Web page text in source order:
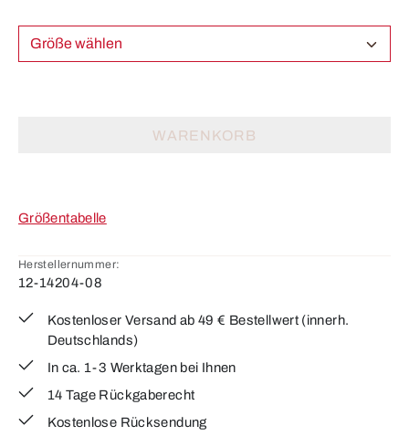
Größe wählen
WARENKORB
Größentabelle
Herstellernummer:
12-14204-08
Kostenloser Versand ab 49 € Bestellwert (innerh.
Deutschlands)
In ca. 1-3 Werktagen bei Ihnen
14 Tage Rückgaberecht
Kostenlose Rücksendung